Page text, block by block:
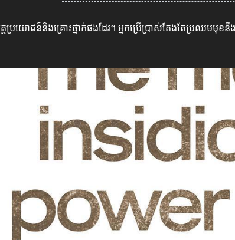
យោជន៍និងគ្រោះថ្នាក់ផងដែរ។ អ្នកប្រើប្រាស់តែងតែប្រឈមមុខនឹ